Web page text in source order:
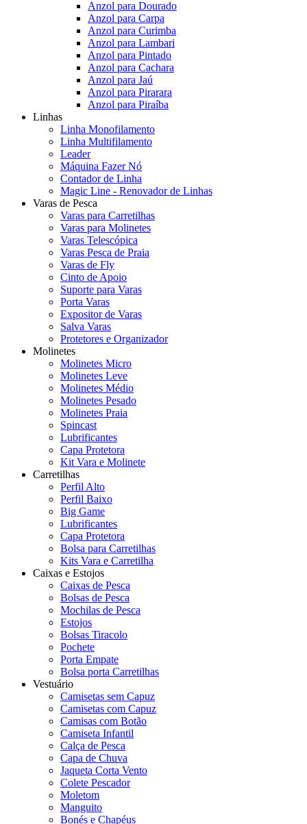
Anzol para Dourado
Anzol para Carpa
Anzol para Curimba
Anzol para Lambari
Anzol para Pintado
Anzol para Cachara
Anzol para Jaú
Anzol para Pirarara
Anzol para Piraíba
Linhas
Linha Monofilamento
Linha Multifilamento
Leader
Máquina Fazer Nó
Contador de Linha
Magic Line - Renovador de Linhas
Varas de Pesca
Varas para Carretilhas
Varas para Molinetes
Varas Telescópica
Varas Pesca de Praia
Varas de Fly
Cinto de Apoio
Suporte para Varas
Porta Varas
Expositor de Varas
Salva Varas
Protetores e Organizador
Molinetes
Molinetes Micro
Molinetes Leve
Molinetes Médio
Molinetes Pesado
Molinetes Praia
Spincast
Lubrificantes
Capa Protetora
Kit Vara e Molinete
Carretilhas
Perfil Alto
Perfil Baixo
Big Game
Lubrificantes
Capa Protetora
Bolsa para Carretilhas
Kits Vara e Carretilha
Caixas e Estojos
Caixas de Pesca
Bolsas de Pesca
Mochilas de Pesca
Estojos
Bolsas Tiracolo
Pochete
Porta Empate
Bolsa porta Carretilhas
Vestuário
Camisetas sem Capuz
Camisetas com Capuz
Camisas com Botão
Camiseta Infantil
Calça de Pesca
Capa de Chuva
Jaqueta Corta Vento
Colete Pescador
Moletom
Manguito
Bonés e Chapéus